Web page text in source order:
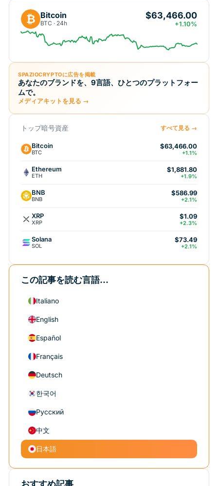
₿ Bitcoin
BTC · 24h
$63,466.00
+1.10%
SPAZIOCRYPTOに広告を掲載
あなたのブランドを、9言語、ひとつのプラットフォー
ムで。
メディアキットを見る →
トップ暗号資産 すべて見る →
Bitcoin
BTC
$63,466.00
+1.1%
Ethereum
ETH
$1,881.80
+1.9%
BNB
BNB
$586.99
+2.1%
XRP
XRP
$1.09
+2.3%
Solana
SOL
$73.49
+2.1%
この記事を読む言語...
Italiano
English
Español
Français
Deutsch
한국어
Русский
中文
日本語
おすすめ記事